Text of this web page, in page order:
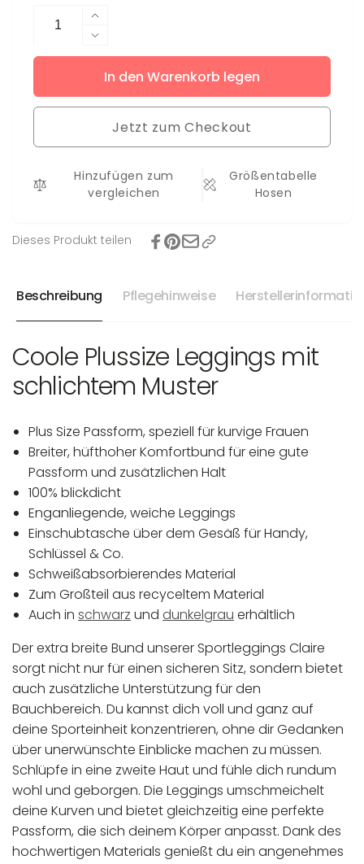
Erhöhe
die
Menge
für
Claire
Verringere
die
Menge
für
Leggings
Claire
XL
5XL
In den Warenkorb legen
Jetzt zum Checkout
Hinzufügen zum
vergleichen
Größentabelle
Hosen
Dieses Produkt teilen
Beschreibung Pflegehinweise
Coole Plussize Leggings mit
schlichtem Muster
Plus Size Passform, speziell für kurvige Frauen
Breiter, hüfthoher Komfortbund für eine gute
Passform und zusätzlichen Halt
100% blickdicht
Enganliegende, weiche Leggings
Einschubtasche über dem Gesäß für Handy,
Schlüssel & Co.
Schweißabsorbierendes Material
Zum Großteil aus recyceltem Material
Auch in schwarz und dunkelgrau erhältlich
Der extra breite Bund unserer Sportleggings Claire
sorgt nicht nur für einen sicheren Sitz, sondern bietet
auch zusätzliche Unterstützung für den
Bauchbereich. Du kannst dich voll und ganz auf
deine Sporteinheit konzentrieren, ohne dir Gedanken
über unerwünschte Einblicke machen zu müssen.
Schlüpfe in eine zweite Haut und fühle dich rundum
wohl und geborgen. Die Leggings umschmeichelt
deine Kurven und bietet gleichzeitig eine perfekte
Passform, die sich deinem Körper anpasst. Dank des
hochwertigen Materials genießt du ein angenehmes